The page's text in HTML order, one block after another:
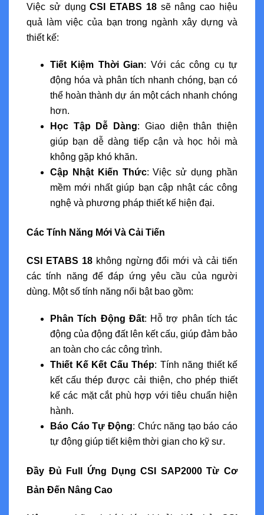
Việc sử dụngCSI ETABS 18sẽ nâng cao hiệu
quả làm việc của bạn trong ngành xây dựng và
thiết kế:
Tiết Kiệm Thời Gian: Với các công cụ tự
động hóa và phân tích nhanh chóng, bạn có
thể hoàn thành dự án một cách nhanh chóng
hơn.
Học Tập Dễ Dàng: Giao diện thân thiện
giúp bạn dễ dàng tiếp cận và học hỏi mà
không gặp khó khăn.
Cập Nhật Kiến Thức: Việc sử dụng phần
mềm mới nhất giúp bạn cập nhật các công
nghệ và phương pháp thiết kế hiện đại.
Các Tính Năng Mới Và Cải Tiến
CSI ETABS 18không ngừng đổi mới và cải tiến
các tính năng để đáp ứng yêu cầu của người
dùng. Một số tính năng nổi bật bao gồm:
Phân Tích Động Đất: Hỗ trợ phân tích tác
động của động đất lên kết cấu, giúp đảm bảo
an toàn cho các công trình.
Thiết Kế Kết Cấu Thép: Tính năng thiết kế
kết cấu thép được cải thiện, cho phép thiết
kế các mặt cắt phù hợp với tiêu chuẩn hiện
hành.
Báo Cáo Tự Động: Chức năng tạo báo cáo
tự động giúp tiết kiệm thời gian cho kỹ sư.
Đầy Đủ Full Ứng Dụng CSI SAP2000 Từ Cơ
Bản Đến Nâng Cao